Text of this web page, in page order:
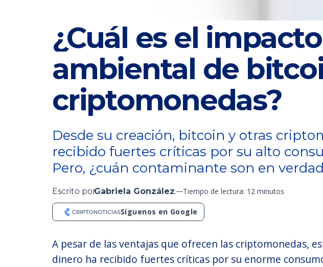
¿Cuál es el impacto
ambiental de
criptomonedas?
Desde su creación, bitcoin y otras
recibido fuertes críticas por su alto
Pero, ¿cuán contaminante son en
Escrito porGabriela González. Tiempo de lectura: 12 minutos
Síguenos en Google
A pesar de las ventajas que ofrecen las criptomonedas,
dinero ha recibido fuertes críticas por su enorme